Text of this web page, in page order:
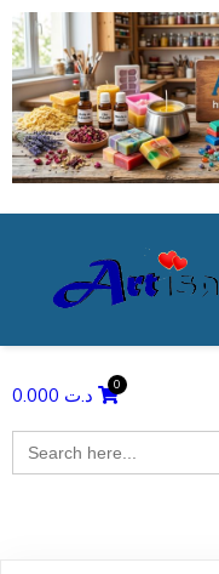
د.ت
Search
for: